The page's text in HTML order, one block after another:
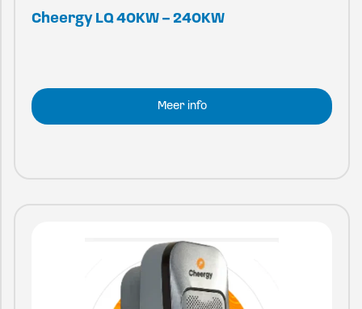
Cheergy LQ 40KW – 240KW
Meer info